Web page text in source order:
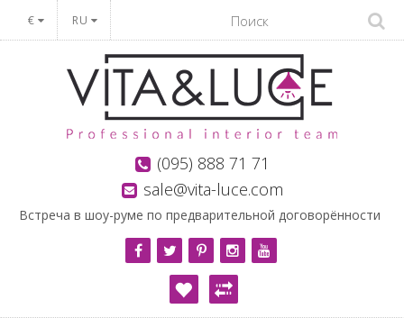
€ RU
(095) 888 71 71
sale@vita-luce.com
Встреча в шоу-руме по предварительной договорённости